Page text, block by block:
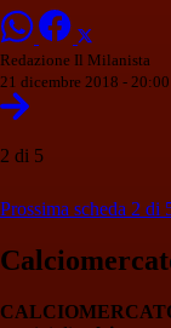
Redazione Il Milanista
21 dicembre 2018 - 20:00
2 di 5
Prossima scheda 2 di